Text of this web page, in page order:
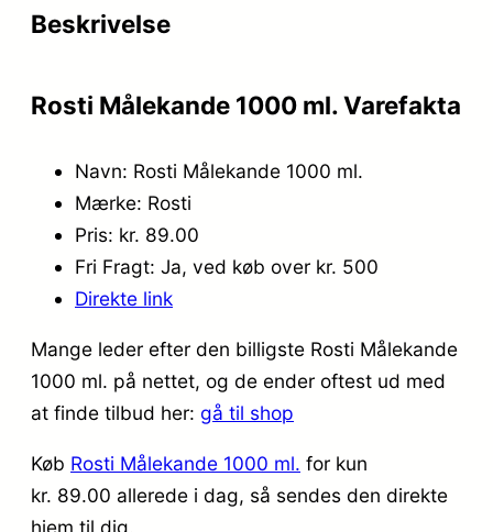
Beskrivelse
Rosti Målekande 1000 ml. Varefakta
Navn: Rosti Målekande 1000 ml.
Mærke: Rosti
Pris: kr. 89.00
Fri Fragt: Ja, ved køb over kr. 500
Direkte link
Mange leder efter den billigste Rosti Målekande
1000 ml. på nettet, og de ender oftest ud med
at finde tilbud her: gå til shop
Køb Rosti Målekande 1000 ml. for kun
kr. 89.00 allerede i dag, så sendes den direkte